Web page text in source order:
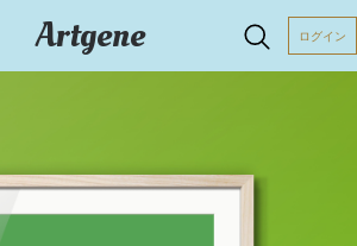
Artgene ログイン